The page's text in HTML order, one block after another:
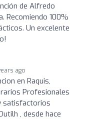
de Alfredo
Recomiendo 100%
Un excelente
ago
en Raquis,
Profesionales
satisfactorios
, desde hace